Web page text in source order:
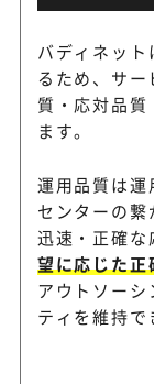
バディネット
るため、サ
質・応対品
ます。
運用品質は運
センターの
迅速・正確
望に応じた正
アウトソーシ
ティを維持で